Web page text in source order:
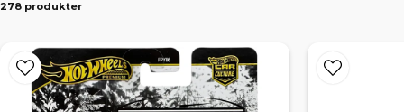
278 produkter